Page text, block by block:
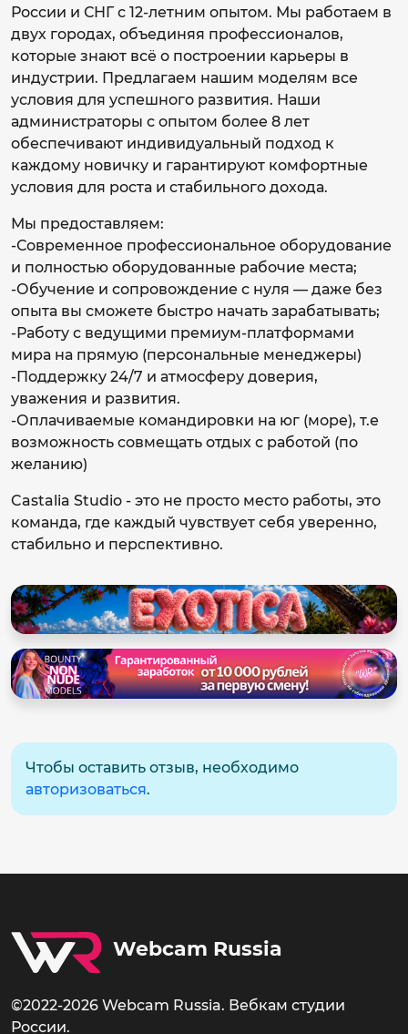
России и СНГ с 12-летним опытом. Мы работаем в
двух городах, объединяя профессионалов,
которые знают всё о построении карьеры в
индустрии. Предлагаем нашим моделям все
условия для успешного развития. Наши
администраторы с опытом более 8 лет
обеспечивают индивидуальный подход к
каждому новичку и гарантируют комфортные
условия для роста и стабильного дохода.
Мы предоставляем:
-Современное профессиональное оборудование
и полностью оборудованные рабочие места;
-Обучение и сопровождение с нуля — даже без
опыта вы сможете быстро начать зарабатывать;
-Работу с ведущими премиум-платформами
мира на прямую (персональные менеджеры)
-Поддержку 24/7 и атмосферу доверия,
уважения и развития.
-Оплачиваемые командировки на юг (море), т.е
возможность совмещать отдых с работой (по
желанию)
Castalia Studio - это не просто место работы, это
команда, где каждый чувствует себя уверенно,
стабильно и перспективно.
Чтобы оставить отзыв, необходимо
авторизоваться.
Webcam Russia
©2022-2026 Webcam Russia. Вебкам студии
России.